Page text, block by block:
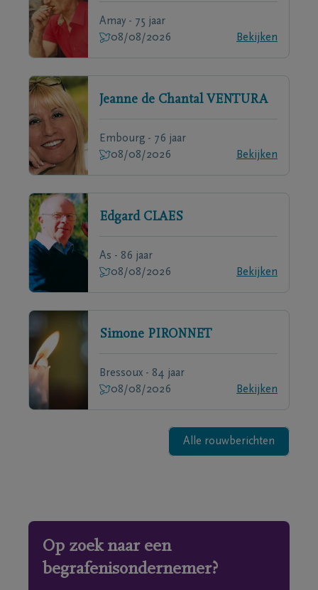
Amay - 75 jaar
08/08/2026
Bekijken
Jeanne de Chantal VENTURA
Embourg - 76 jaar
08/08/2026
Bekijken
Edgard CLAES
As - 86 jaar
08/08/2026
Bekijken
Simone PIRONNET
Bressoux - 84 jaar
08/08/2026
Bekijken
Alle rouwberichten
Op zoek naar een
begrafenisondernemer?